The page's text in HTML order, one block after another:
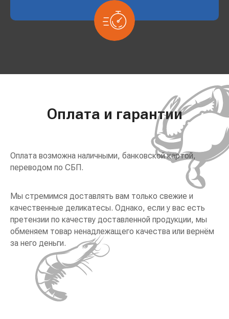
Оплата и гарантии
Оплата возможна наличными, банковской картой,
переводом по СБП.
Мы стремимся доставлять вам только свежие и
качественные деликатесы. Однако, если у вас есть
претензии по качеству доставленной продукции, мы
обменяем товар ненадлежащего качества или вернём
за него деньги.